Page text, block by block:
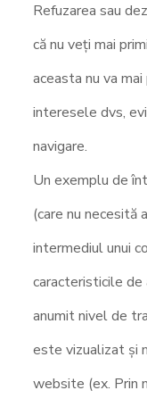
Refuzarea sau
că nu veți mai
aceasta nu va
interesele dvs,
navigare.
Un exemplu de
(care nu necesită
intermediul unui
caracteristicile de
anumit nivel de
este vizualizat și
website (ex. Prin